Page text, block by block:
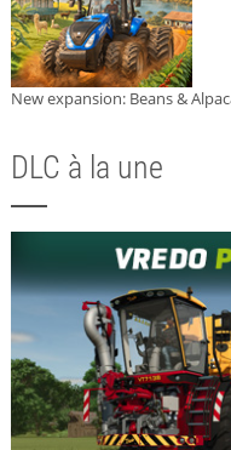
New expansion: Beans &
DLC à la une